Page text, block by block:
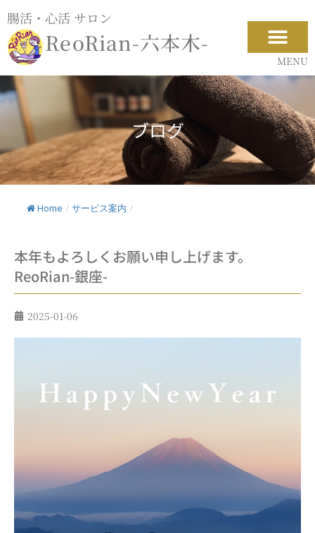
容
を
ス
プ
腸活・心活 サロン
ReoRian-六本木-
MENU
ブログ
Home / サービス案内 /
本年もよろしくお願い申し上げます。
ReoRian-銀座-
2025-01-06